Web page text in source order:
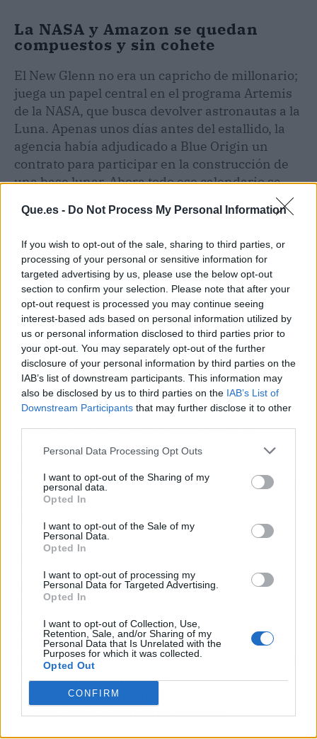
Que.es - Do Not Process My Personal Information
If you wish to opt-out of the sale, sharing to third parties, or
processing of your personal or sensitive information for
targeted advertising by us, please use the below opt-out
section to confirm your selection. Please note that after your
opt-out request is processed you may continue seeing
interest-based ads based on personal information utilized by
us or personal information disclosed to third parties prior to
your opt-out. You may separately opt-out of the further
disclosure of your personal information by third parties on the
IAB’s list of downstream participants. This information may
also be disclosed by us to third parties on the IAB’s List of
Downstream Participants that may further disclose it to other
Personal Data Processing Opt Outs
I want to opt-out of the Sharing of my
personal data.
Opted In
I want to opt-out of the Sale of my
Personal Data.
Opted In
I want to opt-out of processing my
Personal Data for Targeted Advertising.
Opted In
I want to opt-out of Collection, Use,
Retention, Sale, and/or Sharing of my
Personal Data that Is Unrelated with the
Purposes for which it was collected.
Opted Out
CONFIRM
La NASA y Amazon se quedan
compuestos y sin cohete
El New Glenn no era un capricho de millonario;
juega un papel central en el programa Artemis
de la NASA, que busca devolver astronautas a la
Luna. Apenas unos días antes del estallido, la
agencia había adjudicado a Blue Origin un
contrato para participar en la construcción de
una base lunar. Ahora todo ese calendario se
tambalea. El administrador de la NASA, Jared
Isaacman, reconoció que “los vuelos espaciales
sus misiones, mientras la FAA investiga a
fondo.
Amazon también se muerde las uñas. Su
constelación de satélites Kuiper, rival directa de
la Starlink de SpaceX, dependía de este cuarto
lanzamiento para empezar a desplegarse. Por
suerte, ninguno de los satélites iba a bordo
durante la prueba, pero la pregunta es: ¿cuándo
los subirán ahora? Con una plataforma
destruida y una investigación abierta, la
respuesta probablemente sea “en otro año”. Y
revisión, no se ríe tanto porque su salida a bolsa
histórica depende de que deje de explotar
cosas.
Hype-O-Meter
Nivel de hype: 7/10.La explosión del New
Glenn es un jarro de agua fría para los que ya
veían a Blue Orbit a la altura de SpaceX. El plan
de 12 lanzamientos era más un deseo que una
hoja de ruta realista, pero el accidente dinamita
cualquier resquicio de credibilidad a corto
plazo. (Aplauso lento para el que aún confiaba
en que el espacio privado es fiable).